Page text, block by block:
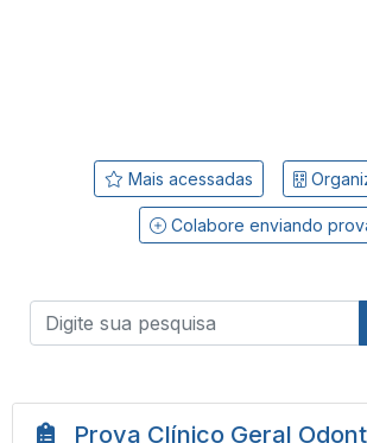
Mais acessadas
Colabore enviando
Prova Clínico Geral